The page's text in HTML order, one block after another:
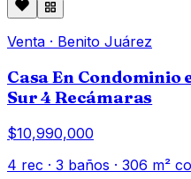
Venta · Benito Juárez
Casa En Condominio
Sur 4 Recámaras
$10,990,000
4 rec · 3 baños · 306 m²